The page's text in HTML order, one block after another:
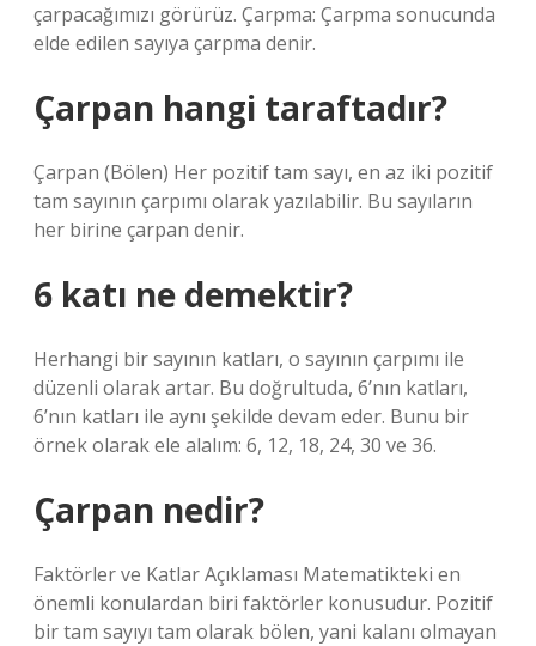
çarpacağımızı görürüz. Çarpma: Çarpma sonucunda
elde edilen sayıya çarpma denir.
Çarpan hangi taraftadır?
Çarpan (Bölen) Her pozitif tam sayı, en az iki pozitif
tam sayının çarpımı olarak yazılabilir. Bu sayıların
her birine çarpan denir.
6 katı ne demektir?
Herhangi bir sayının katları, o sayının çarpımı ile
düzenli olarak artar. Bu doğrultuda, 6’nın katları,
6’nın katları ile aynı şekilde devam eder. Bunu bir
örnek olarak ele alalım: 6, 12, 18, 24, 30 ve 36.
Çarpan nedir?
Faktörler ve Katlar Açıklaması Matematikteki en
önemli konulardan biri faktörler konusudur. Pozitif
bir tam sayıyı tam olarak bölen, yani kalanı olmayan